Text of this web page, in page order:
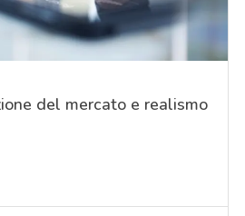
del mercato e realismo